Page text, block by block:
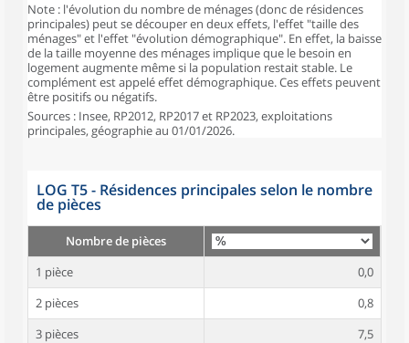
Note : l'évolution du nombre de ménages (donc de résidences
principales) peut se découper en deux effets, l'effet "taille des
ménages" et l'effet "évolution démographique". En effet, la baisse
de la taille moyenne des ménages implique que le besoin en
logement augmente même si la population restait stable. Le
complément est appelé effet démographique. Ces effets peuvent
être positifs ou négatifs.
Sources : Insee, RP2012, RP2017 et RP2023, exploitations
principales, géographie au 01/01/2026.
LOG T5 - Résidences principales selon le nombre
de pièces
Nombre de pièces
1 pièce
0,0
2 pièces
0,8
3 pièces
7,5